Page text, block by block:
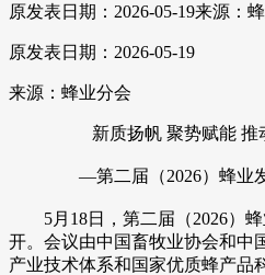
原发表日期：2026-05-19来源：
原发表日期：2026-05-19
来源：蜂业分会
新质扬帆 聚势赋能 推
—第二届（2026）蜂业
5月18日，第二届（2026）蜂
开。会议由中国畜牧业协会和中
产业技术体系和国家优质蜂产品